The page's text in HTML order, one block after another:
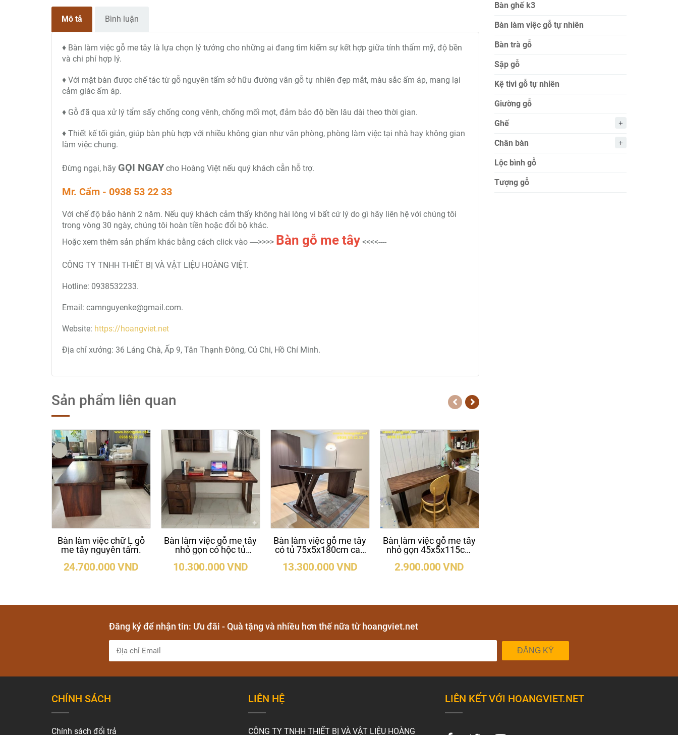
Mô tả Bình luận
♦ Bàn làm việc gỗ me tây là lựa chọn lý tưởng cho những ai đang tìm kiếm sự kết hợp giữa tính thẩm mỹ, độ bền
và chi phí hợp lý.
♦ Với mặt bàn được chế tác từ gỗ nguyên tấm sở hữu đường vân gỗ tự nhiên đẹp mắt, màu sắc ấm áp, mang lại
cảm giác ấm áp.
♦ Gỗ đã qua xử lý tẩm sấy chống cong vênh, chống mối mọt, đảm bảo độ bền lâu dài theo thời gian.
♦ Thiết kế tối giản, giúp bàn phù hợp với nhiều không gian như văn phòng, phòng làm việc tại nhà hay không gian
làm việc chung.
Đừng ngại, hãy GỌI NGAY cho Hoàng Việt nếu quý khách cẫn hỗ trợ.
Mr. Cẩm - 0938 53 22 33
Với chế độ bảo hành 2 năm. Nếu quý khách cảm thấy không hài lòng vì bất cứ lý do gì hãy liên hệ với chúng tôi
trong vòng 30 ngày, chúng tôi hoàn tiền hoặc đổi bộ khác.
Hoặc xem thêm sản phẩm khác bằng cách click vào ---->>>> Bàn gỗ me tây <<<<----
CÔNG TY TNHH THIẾT BỊ VÀ VẬT LIỆU HOÀNG VIỆT.
Hotline: 0938532233.
Email: camnguyenke@gmail.com.
Website: https://hoangviet.net
Địa chỉ xưởng: 36 Láng Chà, Ấp 9, Tân Thạnh Đông, Củ Chi, Hồ Chí Minh.
Sản phẩm liên quan
Bàn làm việc chữ L gỗ
me tây nguyên tấm.
24.700.000 VND
Bàn làm việc gỗ me tây
nhỏ gọn có hộc tủ
10.300.000 VND
Bàn làm việc gỗ me tây
có tủ 75x5x180cm cao
13.300.000 VND
Bàn làm việc gỗ me tây
nhỏ gọn 45x5x115cm
2.900.000 VND
Bàn ghế k3
Bàn làm việc gỗ tự nhiên
Bàn trà gỗ
Sập gỗ
Kệ tivi gỗ tự nhiên
Giường gỗ
Ghế
Chân bàn
Lộc bình gỗ
Tượng gỗ
Đăng ký để nhận tin: Ưu đãi - Quà tặng và nhiều hơn thế nữa từ hoangviet.net
ĐĂNG KÝ
CHÍNH SÁCH
Chính sách đổi trả
LIÊN HỆ
CÔNG TY TNHH THIẾT BỊ VÀ VẬT LIỆU HOÀNG
LIÊN KẾT VỚI HOANGVIET.NET